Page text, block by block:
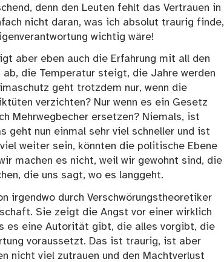
denn den Leuten fehlt das Vertrauen in
nicht daran, was ich absolut traurig finde,
wichtig wäre!
aber eben auch die Erfahrung mit all den
die Temperatur steigt, die Jahre werden
geht trotzdem nur, wenn die
verzichten? Nur wenn es ein Gesetz
Mehrwegbecher ersetzen? Niemals, ist
geht nun einmal sehr viel schneller und ist
weiter sein, könnten die politische Ebene
machen es nicht, weil wir gewohnt sind, die
die uns sagt, wo es langgeht.
irgendwo durch Verschwörungstheoretiker
Sie zeigt die Angst vor einer wirklich
es eine Autorität gibt, die alles vorgibt, die
voraussetzt. Das ist traurig, ist aber
nicht viel zutrauen und den Machtverlust